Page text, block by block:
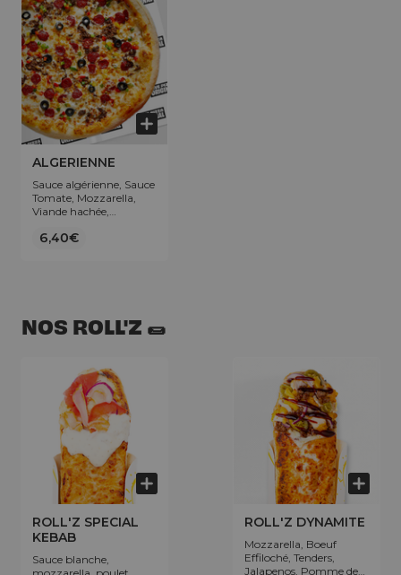
ALGERIENNE
Sauce algérienne, Sauce
Tomate, Mozzarella,
Viande hachée,
Olives.
6,40€
NOS ROLL'Z 🌯
ROLL'Z SPECIAL
KEBAB
Sauce blanche,
ROLL'Z DYNAMITE
Mozzarella, Boeuf
Effiloché, Tenders,
Jalapenos, Pomme de